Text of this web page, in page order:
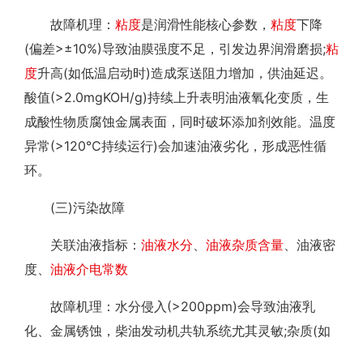
故障机理： 粘度是润滑性能核心参数， 粘度下降
(偏差>±10%)导致油膜强度不足，引发边界润滑磨损;粘
度升高(如低温启动时)造成泵送阻力增加，供油延迟。
酸值(>2.0mgKOH/g)持续上升表明油液氧化变质，生
成酸性物质腐蚀金属表面，同时破坏添加剂效能。温度
异常(>120℃持续运行)会加速油液劣化，形成恶性循
环。
(三)污染故障
关联油液指标： 油液水分、 油液杂质含量、油液密
度、 油液介电常数
故障机理：水分侵入(>200ppm)会导致油液乳
化、金属锈蚀，柴油发动机共轨系统尤其灵敏;杂质(如